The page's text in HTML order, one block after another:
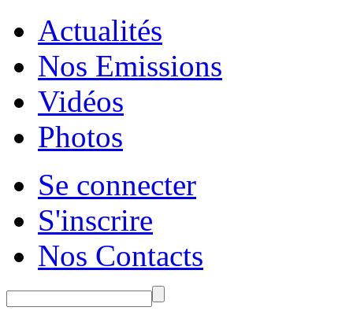
Actualités
Nos Emissions
Vidéos
Photos
Se connecter
S'inscrire
Nos Contacts